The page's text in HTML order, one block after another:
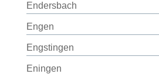
Endersbach
Engen
Engstingen
Eningen